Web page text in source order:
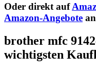
Oder direkt auf
Amazon-Angebote
brother mfc
wichtigsten